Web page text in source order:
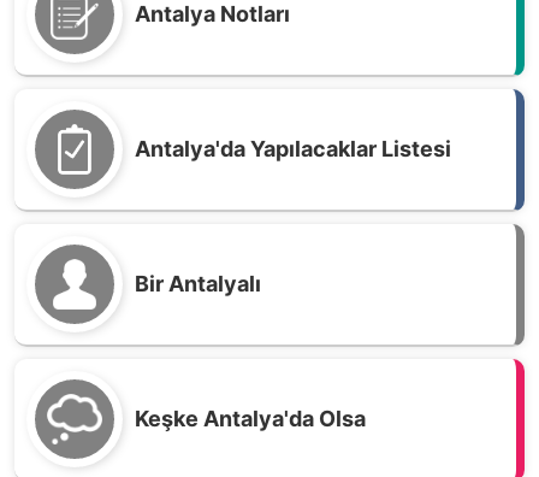
Antalya Notları
Antalya'da Yapılacaklar Listesi
Bir Antalyalı
Keşke Antalya'da Olsa